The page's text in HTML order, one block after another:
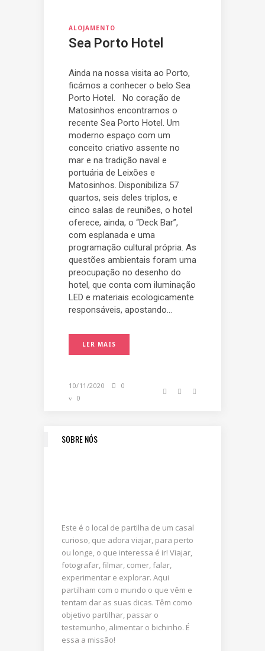
ALOJAMENTO
Sea Porto Hotel
Ainda na nossa visita ao Porto,
ficámos a conhecer o belo Sea
Porto Hotel. No coração de
Matosinhos encontramos o
recente Sea Porto Hotel. Um
moderno espaço com um
conceito criativo assente no
mar e na tradição naval e
portuária de Leixões e
Matosinhos. Disponibiliza 57
quartos, seis deles triplos, e
cinco salas de reuniões, o hotel
oferece, ainda, o “Deck Bar”,
com esplanada e uma
programação cultural própria. As
questões ambientais foram uma
preocupação no desenho do
hotel, que conta com iluminação
LED e materiais ecologicamente
responsáveis, apostando...
LER MAIS
10/11/2020
0
0
SOBRE NÓS
Este é o local de partilha de um casal
curioso, que adora viajar, para perto
ou longe, o que interessa é ir! Viajar,
fotografar, filmar, comer, falar,
experimentar e explorar. Aqui
partilham com o mundo o que vêm e
tentam dar as suas dicas. Têm como
objetivo partilhar, passar o
testemunho, alimentar o bichinho. É
essa a missão!